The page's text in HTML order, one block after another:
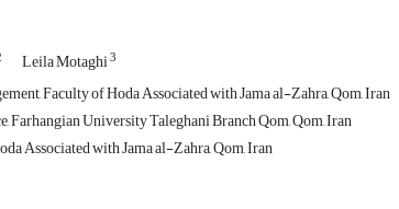
Leila Motaghi3
Faculty of Hoda Associated with Jama al-Zahra, Qom, Iran
Farhangian University Taleghani Branch Qom, Qom, Iran
Associated with Jama al-Zahra, Qom, Iran